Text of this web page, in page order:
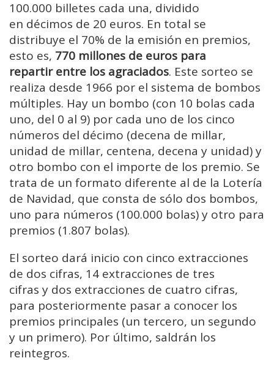
100.000 billetes cada una, dividido
en décimos de 20 euros. En total se
distribuye el 70% de la emisión en premios,
esto es, 770 millones de euros para
repartir entre los agraciados. Este sorteo se
realiza desde 1966 por el sistema de bombos
múltiples. Hay un bombo (con 10 bolas cada
uno, del 0 al 9) por cada uno de los cinco
números del décimo (decena de millar,
unidad de millar, centena, decena y unidad) y
otro bombo con el importe de los premio. Se
trata de un formato diferente al de la Lotería
de Navidad, que consta de sólo dos bombos,
uno para números (100.000 bolas) y otro para
premios (1.807 bolas).
El sorteo dará inicio con cinco extracciones
de dos cifras, 14 extracciones de tres
cifras y dos extracciones de cuatro cifras,
para posteriormente pasar a conocer los
premios principales (un tercero, un segundo
y un primero). Por último, saldrán los
reintegros.